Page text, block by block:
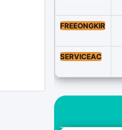
FREEONGKIR
SERVICEAC